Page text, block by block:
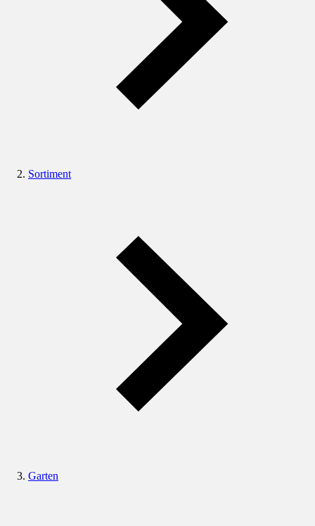
Sortiment
Garten